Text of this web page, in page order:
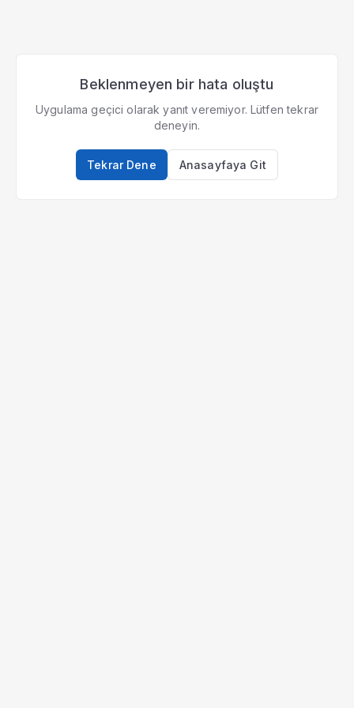
Beklenmeyen bir hata oluştu
Uygulama geçici olarak yanıt veremiyor. Lütfen tekrar
deneyin.
Tekrar Dene Anasayfaya Git